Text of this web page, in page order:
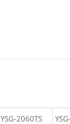
YSG-2060TS